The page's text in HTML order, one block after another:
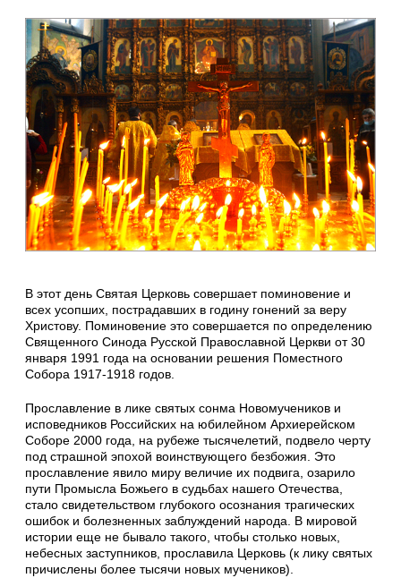
В этот день Святая Церковь совершает поминовение и
всех усопших, пострадавших в годину гонений за веру
Христову. Поминовение это совершается по определению
Священного Синода Русской Православной Церкви от 30
января 1991 года на основании решения Поместного
Собора 1917-1918 годов.
Прославление в лике святых сонма Новомучеников и
исповедников Российских на юбилейном Архиерейском
Соборе 2000 года, на рубеже тысячелетий, подвело черту
под страшной эпохой воинствующего безбожия. Это
прославление явило миру величие их подвига, озарило
пути Промысла Божьего в судьбах нашего Отечества,
стало свидетельством глубокого осознания трагических
ошибок и болезненных заблуждений народа. В мировой
истории еще не бывало такого, чтобы столько новых,
небесных заступников, прославила Церковь (к лику святых
причислены более тысячи новых мучеников).